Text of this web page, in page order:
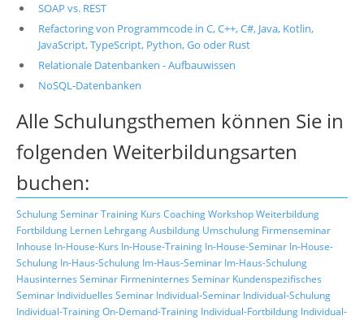
SOAP vs. REST
Refactoring von Programmcode in C, C++, C#, Java, Kotlin,
JavaScript, TypeScript, Python, Go oder Rust
Relationale Datenbanken - Aufbauwissen
NoSQL-Datenbanken
Alle Schulungsthemen können Sie in
folgenden Weiterbildungsarten
buchen:
SchulungSeminarTraining Kurs CoachingWorkshopWeiterbildung
Fortbildung Lernen LehrgangAusbildung Umschulung Firmenseminar
Inhouse In-House-Kurs In-House-Training In-House-Seminar In-House-
Schulung In-Haus-Schulung Im-Haus-Seminar Im-Haus-Schulung
Hausinternes Seminar Firmeninternes Seminar Kundenspezifisches
Seminar Individuelles Seminar Individual-Seminar Individual-Schulung
Individual-TrainingOn-Demand-Training Individual-Fortbildung Individual-